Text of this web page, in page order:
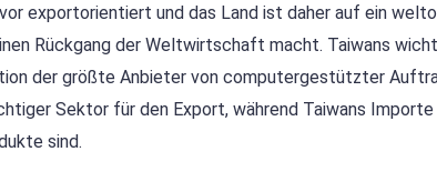
exportorientiert und das Land ist daher auf ein
Rückgang der Weltwirtschaft macht. Taiwans
der größte Anbieter von computergestützter
Sektor für den Export, während Taiwans
sind.